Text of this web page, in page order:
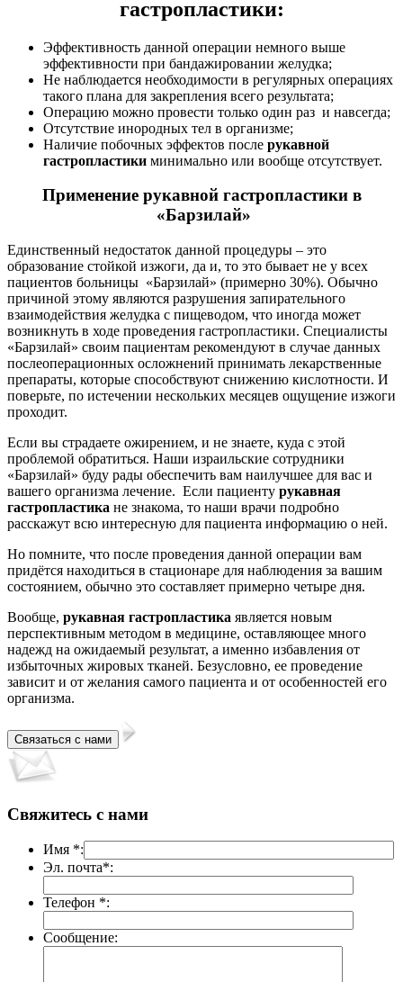
гастропластики:
Эффективность данной операции немного выше
эффективности при бандажировании желудка;
Не наблюдается необходимости в регулярных операциях
такого плана для закрепления всего результата;
Операцию можно провести только один раз и навсегда;
Отсутствие инородных тел в организме;
Наличие побочных эффектов после рукавной
гастропластики минимально или вообще отсутствует.
Применение рукавной гастропластики в
«Барзилай»
Единственный недостаток данной процедуры – это
образование стойкой изжоги, да и, то это бывает не у всех
пациентов больницы «Барзилай» (примерно 30%). Обычно
причиной этому являются разрушения запирательного
взаимодействия желудка с пищеводом, что иногда может
возникнуть в ходе проведения гастропластики. Специалисты
«Барзилай» своим пациентам рекомендуют в случае данных
послеоперационных осложнений принимать лекарственные
препараты, которые способствуют снижению кислотности. И
поверьте, по истечении нескольких месяцев ощущение изжоги
проходит.
Если вы страдаете ожирением, и не знаете, куда с этой
проблемой обратиться. Наши израильские сотрудники
«Барзилай» буду рады обеспечить вам наилучшее для вас и
вашего организма лечение. Если пациенту рукавная
гастропластика не знакома, то наши врачи подробно
расскажут всю интересную для пациента информацию о ней.
Но помните, что после проведения данной операции вам
придётся находиться в стационаре для наблюдения за вашим
состоянием, обычно это составляет примерно четыре дня.
Вообще, рукавная гастропластика является новым
перспективным методом в медицине, оставляющее много
надежд на ожидаемый результат, а именно избавления от
избыточных жировых тканей. Безусловно, ее проведение
зависит и от желания самого пациента и от особенностей его
организма.
Свяжитесь с нами
Имя *:
Эл. почта*:
Телефон *:
Сообщение: